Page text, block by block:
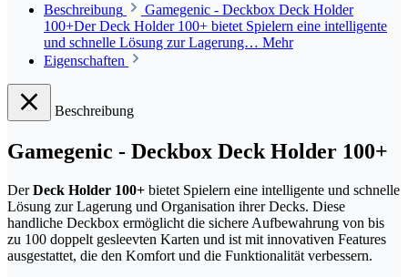
Beschreibung
Gamegenic - Deckbox Deck Holder
100+Der Deck Holder 100+ bietet Spielern eine intelligente
und schnelle Lösung zur Lagerung… Mehr
Eigenschaften
Beschreibung
Gamegenic - Deckbox Deck Holder 100+
DerDeck Holder 100+ bietet Spielern eine intelligente und schnelle
Lösung zur Lagerung und Organisation ihrer Decks. Diese
handliche Deckbox ermöglicht die sichere Aufbewahrung von bis
zu 100 doppelt gesleevten Karten und ist mit innovativen Features
ausgestattet, die den Komfort und die Funktionalität verbessern.